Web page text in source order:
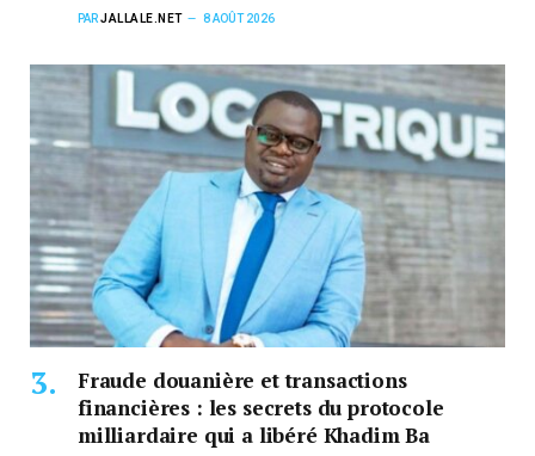
PARJALLALE.NET 8 AOÛT 2026
Fraude douanière et transactions
financières : les secrets du protocole
milliardaire qui a libéré Khadim Ba